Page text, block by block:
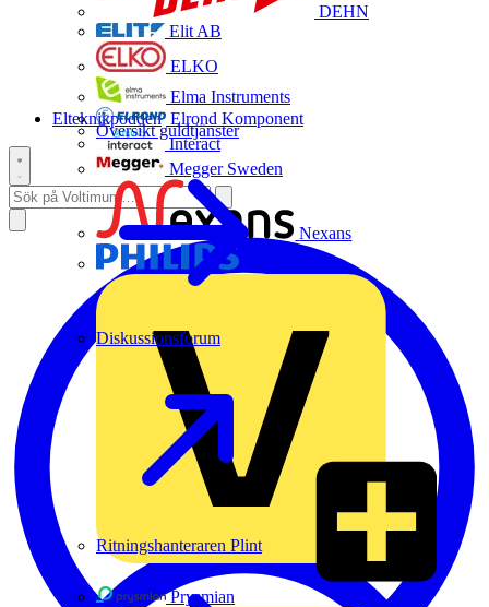
DEHN
Elit AB
ELKO
Elma Instruments
Elrond Komponent
Interact
Megger Sweden
Nexans
Prysmian
Översikt guldtjänster
Diskussionsforum
Ritningshanteraren Plint
Elteknikpodden